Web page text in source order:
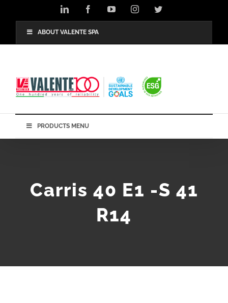
LinkedIn FacebookYouTubeInstagramTwitter
ABOUT VALENTE SPA
PRODUCTS MENU
Carris 40 E1 -S 41
R14